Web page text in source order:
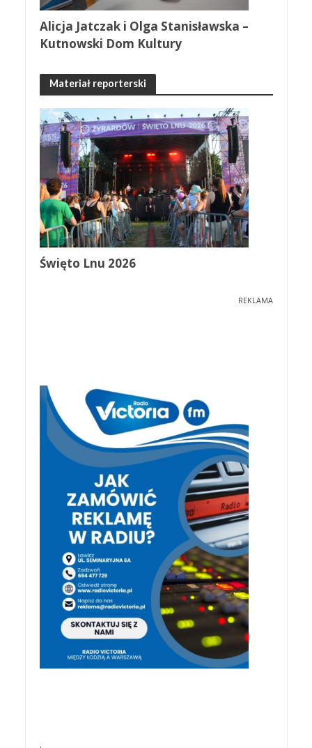
Alicja Jatczak i Olga Stanisławska –
Kutnowski Dom Kultury
Materiał reporterski
Święto Lnu 2026
REKLAMA
.